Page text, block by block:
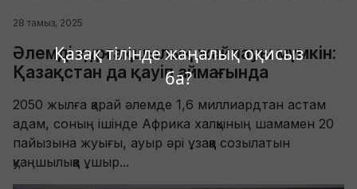
Қазақ тілінде жаңалық оқисыз
ба?
28 тамыз, 2025
Әлемді құрғақшылық жайлауы мүмкін:
Қазақстан да қауіп аймағында
2050 жылға қарай әлемде 1,6 миллиардтан астам
адам, соның ішінде Африка халқының шамамен 20
пайызына жуығы, ауыр әрі ұзаққа созылатын
қуаңшылыққа ұшыр...